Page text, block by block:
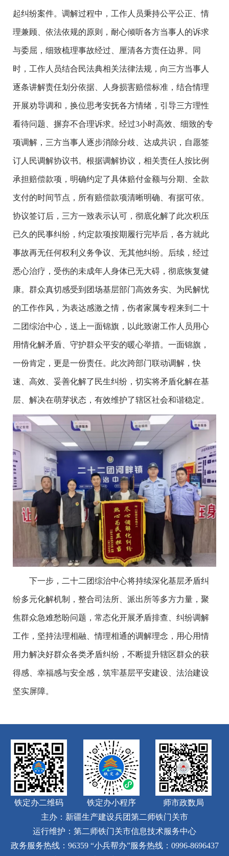
起纠纷案件。调解过程中，工作人员秉持公平公正、情
理兼顾、依法依规的原则，耐心倾听各方当事人的诉求
与委屈，细致梳理事故经过、厘清各方责任边界。同
时，工作人员结合民法典相关法律法规，向三方当事人
逐条讲解责任划分依据、人身损害赔偿标准，结合情理
开展劝导调和，换位思考安抚各方情绪，引导三方理性
看待问题、摒弃不合理诉求。经过3小时高效、细致的专
项调解，三方当事人逐步消除分歧、达成共识，自愿签
订人民调解协议书。根据调解协议，相关责任人按比例
承担赔偿款项，明确约定了具体赔付金额与分期、全款
支付的时间节点，所有赔偿款项清晰明确、有据可依。
协议签订后，三方一致表示认可，彻底化解了此次积压
已久的民事纠纷，约定款项按期履行完毕后，各方就此
事故再无任何权利义务争议、无其他纠纷。后续，经过
悉心治疗，受伤的未成年人身体已无大碍，彻底恢复健
康。群众真切感受到团场基层部门高效务实、为民解忧
的工作作风，为表达感激之情，伤者家属专程来到二十
二团综治中心，送上一面锦旗，以此致谢工作人员用心
用情化解矛盾、守护群众平安的暖心举措。一面锦旗，
一份肯定，更是一份责任。此次跨部门联动调解，快
速、高效、妥善化解了民生纠纷，切实将矛盾化解在基
层、解决在萌芽状态，有效维护了辖区社会和谐稳定。
下一步，二十二团综治中心将持续深化基层矛盾纠
纷多元化解机制，整合司法所、派出所等多方力量，聚
焦群众急难愁盼问题，常态化开展矛盾排查、纠纷调解
工作，坚持法理相融、情理相通的调解理念，用心用情
用力解决好群众各类矛盾纠纷，不断提升辖区群众的获
得感、幸福感与安全感，筑牢基层平安建设、法治建设
坚实屏障。
铁定办二维码 铁定办小程序
师市政数局
主办：新疆生产建设兵团第二师铁门关市
运行维护：第二师铁门关市信息技术服务中心
政务服务热线：96359 “小兵帮办”服务热线：0996-8696437